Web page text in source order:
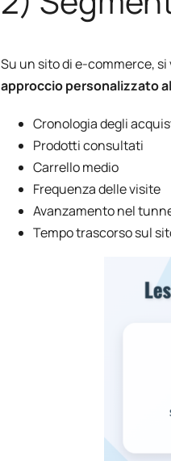
Su un sito di e-commerce,
approccio personalizzato
Cronologia degli
Prodotti consultati
Carrello medio
Frequenza delle visite
Avanzamento nel
Tempo trascorso sul